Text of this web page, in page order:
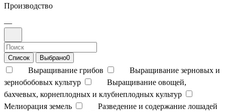
Производство
—
Список Выбрано0
Выращивание грибов
Выращивание зерновых и
зернобобовых культур
Выращивание овощей,
бахчевых, корнеплодных и клубнеплодных культур
Мелиорация земель
Разведение и содержание лошадей